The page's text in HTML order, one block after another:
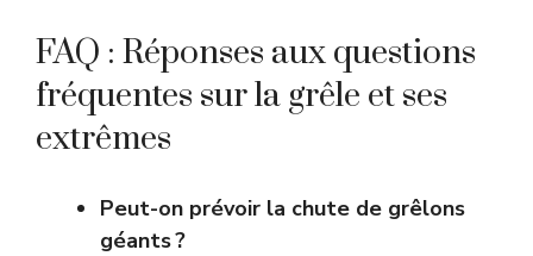
FAQ : Réponses aux questions
fréquentes sur la grêle et ses
extrêmes
Peut-on prévoir la chute de grêlons
géants ?